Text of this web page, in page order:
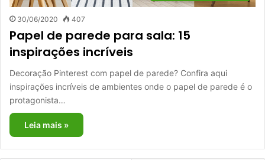
30/06/2020 407
Papel de parede para sala: 15
inspirações incríveis
Decoração Pinterest com papel de parede? Confira aqui
inspirações incríveis de ambientes onde o papel de parede é o
protagonista…
Leia mais »